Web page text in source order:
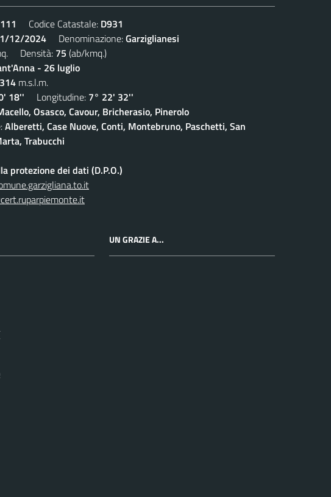
Codice Catastale: D931
12/2024 Denominazione:Garziglianesi
Densità: 75 (ab/kmq.)
- 26 luglio
314 m.s.l.m.
18'' Longitudine: 7° 22' 32''
Osasco, Cavour, Bricherasio, Pinerolo
Alberetti, Case Nuove, Conti, Montebruno, Paschetti, San
Trabucchi
protezione dei dati (D.P.O.)
UN GRAZIE A...